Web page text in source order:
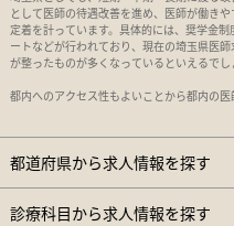
として医師の待遇改善を進め、医師が働き
定着を計っています。具体的には、奨学金
ートなどが行われており、現在の埼玉県医
が整ったものが多くなっているといえるでし
都内へのアクセス性もよいことから都内の医
都道府県から求人情報を探す
診療科目から求人情報を探す